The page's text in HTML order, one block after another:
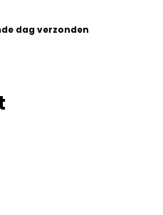
dag verzonden